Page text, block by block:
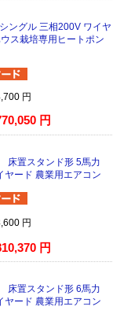
ングル 三相200V ワイヤ
ス栽培専用ヒートポン
円
円
床置スタンド形 5馬力
ヤード 農業用エアコン
円
円
床置スタンド形 6馬力
ヤード 農業用エアコン